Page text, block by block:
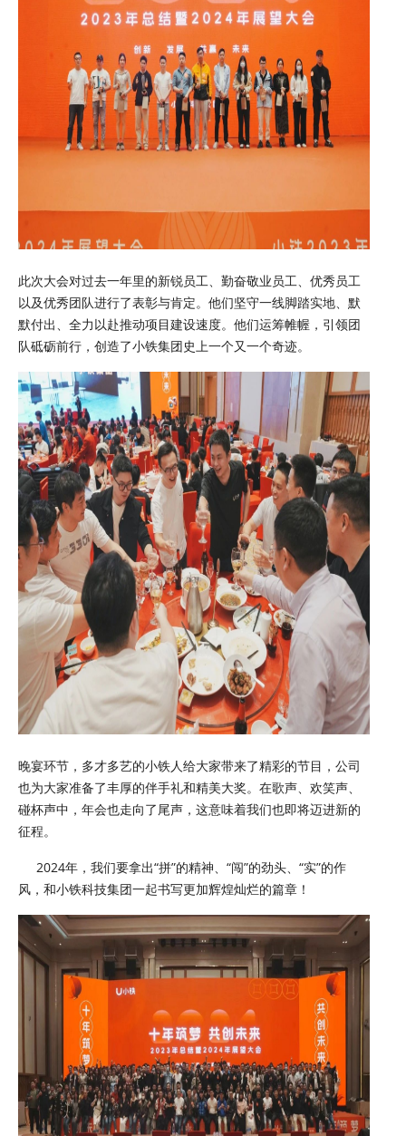
此次大会对过去一年里的新锐员工、勤奋敬业员工、优秀员工
以及优秀团队进行了表彰与肯定。他们坚守一线脚踏实地、默
默付出、全力以赴推动项目建设速度。他们运筹帷幄，引领团
队砥砺前行，创造了小铁集团史上一个又一个奇迹。
晚宴环节，多才多艺的小铁人给大家带来了精彩的节目，公司
也为大家准备了丰厚的伴手礼和精美大奖。在歌声、欢笑声、
碰杯声中，年会也走向了尾声，这意味着我们也即将迈进新的
征程。
2024年，我们要拿出“拼”的精神、“闯”的劲头、“实”的作
风，和小铁科技集团一起书写更加辉煌灿烂的篇章！